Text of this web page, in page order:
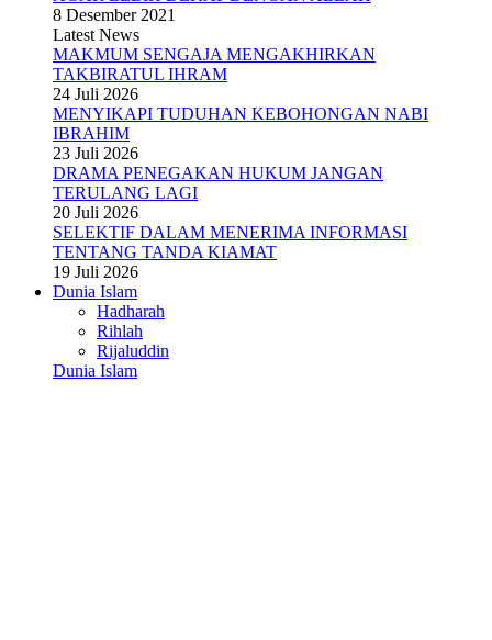
8 Desember 2021
Latest News
MAKMUM SENGAJA MENGAKHIRKAN
TAKBIRATUL IHRAM
24 Juli 2026
MENYIKAPI TUDUHAN KEBOHONGAN NABI
IBRAHIM
23 Juli 2026
DRAMA PENEGAKAN HUKUM JANGAN
TERULANG LAGI
20 Juli 2026
SELEKTIF DALAM MENERIMA INFORMASI
TENTANG TANDA KIAMAT
19 Juli 2026
Dunia Islam
Hadharah
Rihlah
Rijaluddin
Dunia Islam